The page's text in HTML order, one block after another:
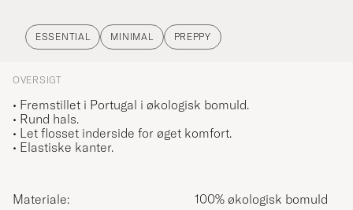
ESSENTIAL MINIMAL PREPPY
OVERSIGT
• Fremstillet i Portugal i økologisk bomuld.
• Rund hals.
• Let flosset inderside for øget komfort.
• Elastiske kanter.
Materiale:
100% økologisk bomuld